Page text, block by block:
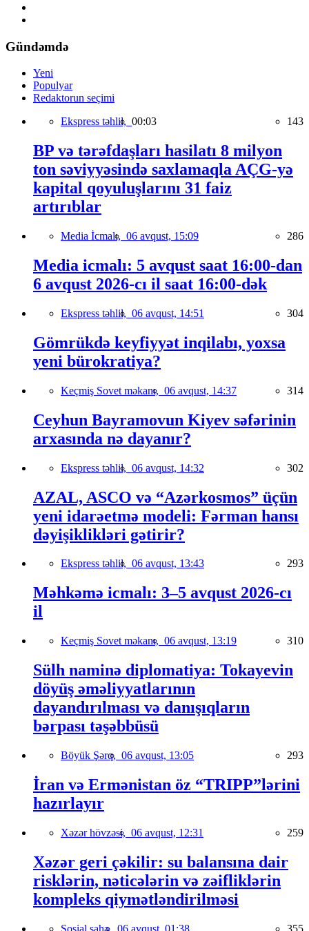
Gündəmdə
Yeni
Populyar
Redaktorun seçimi
Ekspress təhlil, 00:03 143
BP və tərəfdaşları hasilatı 8 milyon
ton səviyyəsində saxlamaqla AÇG-yə
kapital qoyuluşlarını 31 faiz
artırıblar
Media İcmalı, 06 avqust, 15:09 286
Media icmalı: 5 avqust saat 16:00-dan
6 avqust 2026-cı il saat 16:00-dək
Ekspress təhlil, 06 avqust, 14:51 304
Gömrükdə keyfiyyət inqilabı, yoxsa
yeni bürokratiya?
Keçmiş Sovet məkanı, 06 avqust, 14:37 314
Ceyhun Bayramovun Kiyev səfərinin
arxasında nə dayanır?
Ekspress təhlil, 06 avqust, 14:32 302
AZAL, ASCO və “Azərkosmos” üçün
yeni idarəetmə modeli: Fərman hansı
dəyişiklikləri gətirir?
Ekspress təhlil, 06 avqust, 13:43 293
Məhkəmə icmalı: 3–5 avqust 2026-cı
il
Keçmiş Sovet məkanı, 06 avqust, 13:19 310
Sülh naminə diplomatiya: Tokayevin
döyüş əməliyyatlarının
dayandırılması və danışıqların
bərpası təşəbbüsü
Böyük Şərq, 06 avqust, 13:05 293
İran və Ermənistan öz “TRIPP”lərini
hazırlayır
Xəzər hövzəsi, 06 avqust, 12:31 259
Xəzər geri çəkilir: su balansına dair
risklərin, nəticələrin və zəifliklərin
kompleks qiymətləndirilməsi
Sosial sahə, 06 avqust, 01:38 355